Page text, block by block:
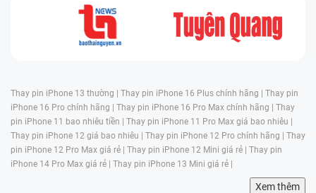
Nếu như bạn bận không có thời gian đến cửa hàng thì
yên tâm Bệnh Viện Điện Thoại, Laptop 24h có dịch vụ
sửa chữa tận nhà chỉ cần liên hệ với trung tâm sẽ có
Thay pin iPhone 13 thường | Thay pin iPhone 16 Plus chính hãng | Thay pin
iPhone 16 Pro chính hãng | Thay pin iPhone 16 Pro Max chính hãng | Thay
pin iPhone 11 bao nhiêu tiền | Thay pin iPhone 11 Pro Max giá bao nhiêu |
Thay pin iPhone 12 giá bao nhiêu | Thay pin iPhone 12 Pro chính hãng | Thay
pin iPhone 12 Pro Max giá rẻ | Thay pin iPhone 12 Mini giá rẻ | Thay pin
iPhone 14 Pro Max giá rẻ | Thay pin iPhone 13 Mini giá rẻ |
Xem thêm